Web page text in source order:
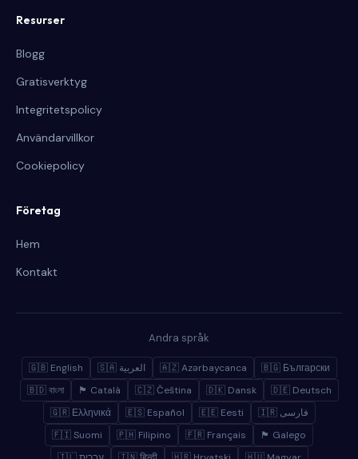
Resurser
Blogg
Gratisverktyg
Integritetspolicy
Användarvillkor
Cookiepolicy
Företag
Hem
Kontakt
Andra språk
🇬🇧 English 🇸🇦 العربية 🇦🇿 Azərbaycanca
🇧🇬 Български
🇧🇩 বাংলা
🏴 Català 🇨🇿 Čeština 🇩🇰 Dansk
🇩🇪 Deutsch
🇬🇷 Ελληνικά
🇪🇸 Español 🇪🇪 Eesti
🇮🇷 فارسی
🇫🇮 Suomi
🇵🇭 Filipino 🇫🇷 Français
🏴 Galego